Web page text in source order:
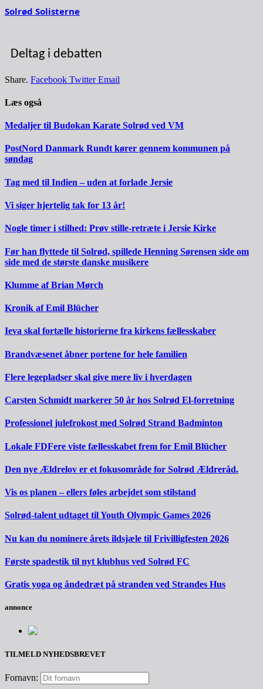
Solrød Solisterne
Deltag i debatten
Share. Facebook Twitter Email
Læs også
Medaljer til Budokan Karate Solrød ved VM
PostNord Danmark Rundt kører gennem kommunen på
søndag
Tag med til Indien – uden at forlade Jersie
Vi siger hjertelig tak for 13 år!
Nogle timer i stilhed: Prøv stille-retræte i Jersie Kirke
Før han flyttede til Solrød, spillede Henning Sørensen side om
side med de største danske musikere
Klumme af Brian Mørch
Kronik af Emil Blücher
Ieva skal fortælle historierne fra kirkens fællesskaber
Brandvæsenet åbner portene for hele familien
Flere legepladser skal give mere liv i hverdagen
Carsten Schmidt markerer 50 år hos Solrød El-forretning
Professionel julefrokost med Solrød Strand Badminton
Lokale FDFere viste fællesskabet frem for Emil Blücher
Den nye Ældrelov er et fokusområde for Solrød Ældreråd.
Vis os planen – ellers føles arbejdet som stilstand
Solrød-talent udtaget til Youth Olympic Games 2026
Nu kan du nominere årets ildsjæle til Frivilligfesten 2026
Første spadestik til nyt klubhus ved Solrød FC
Gratis yoga og åndedræt på stranden ved Strandes Hus
annonce
TILMELD NYHEDSBREVET
Fornavn: